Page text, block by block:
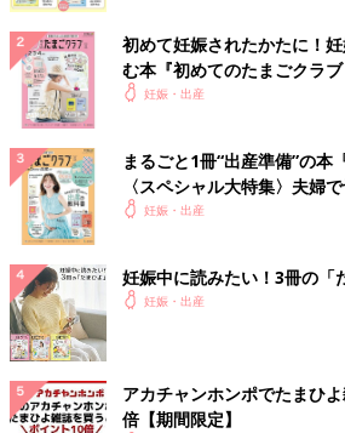
初めて妊娠されたかたに！
む本『初めてのたまごクラブ
妊娠・出産
まるごと1冊“出産準備”の本
〈スペシャル大特集〉夫婦
妊娠・出産
妊娠中に読みたい！3冊の「
妊娠・出産
アカチャンホンポでたまひ
倍【期間限定】